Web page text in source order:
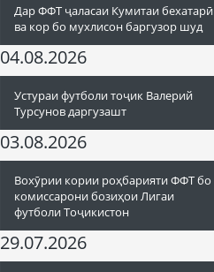
Дар ФФТ ҷаласаи Кумитаи бехатарӣ
ва кор бо мухлисон баргузор шуд
04.08.2026
Устураи футболи тоҷик Валерий
Турсунов даргузашт
03.08.2026
Вохӯрии кории роҳбарияти ФФТ бо
комиссарони бозиҳои Лигаи
футболи Тоҷикистон
29.07.2026